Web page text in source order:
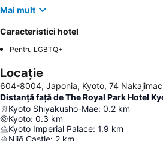
Mai mult
Caracteristici hotel
Pentru LGBTQ+
Locație
604-8004, Japonia, Kyoto, 74
Distanță față de The Royal Park Hotel
Kyoto Shiyakusho-Mae: 0.2 km
Kyoto: 0.3 km
Kyoto Imperial Palace: 1.9 km
Nijō Castle: 2 km